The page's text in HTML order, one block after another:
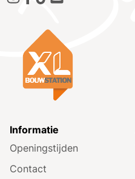
Informatie
Openingstijden
Contact